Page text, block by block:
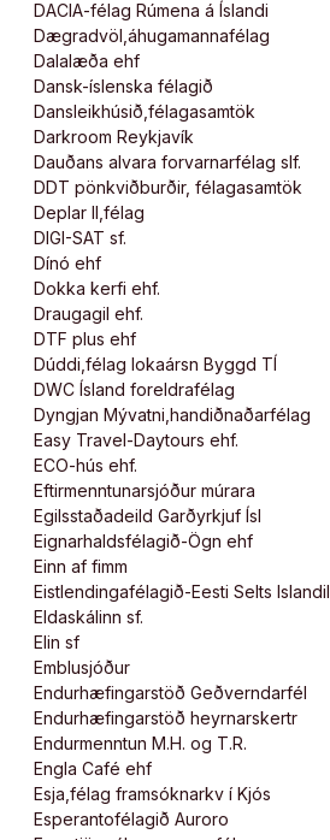
DACIA-félag Rúmena á Íslandi
Dægradvöl,áhugamannafélag
Dalalæða ehf
Dansk-íslenska félagið
Dansleikhúsið,félagasamtök
Darkroom Reykjavík
Dauðans alvara forvarnarfélag slf.
DDT pönkviðburðir, félagasamtök
Deplar II,félag
DIGI-SAT sf.
Dínó ehf
Dokka kerfi ehf.
Draugagil ehf.
DTF plus ehf
Dúddi,félag lokaársn Byggd TÍ
DWC Ísland foreldrafélag
Dyngjan Mývatni,handiðnaðarfélag
Easy Travel-Daytours ehf.
ECO-hús ehf.
Eftirmenntunarsjóður múrara
Egilsstaðadeild Garðyrkjuf Ísl
Eignarhaldsfélagið-Ögn ehf
Einn af fimm
Eistlendingafélagið-Eesti Selts Islandil
Eldaskálinn sf.
Elin sf
Emblusjóður
Endurhæfingarstöð Geðverndarfél
Endurhæfingarstöð heyrnarskertr
Endurmenntun M.H. og T.R.
Engla Café ehf
Esja,félag framsóknarkv í Kjós
Esperantofélagið Auroro